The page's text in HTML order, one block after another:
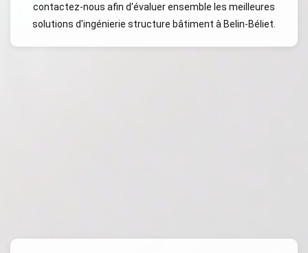
contactez-nous afin d'évaluer ensemble les meilleures
solutions d'ingénierie structure bâtiment à Belin-Béliet.